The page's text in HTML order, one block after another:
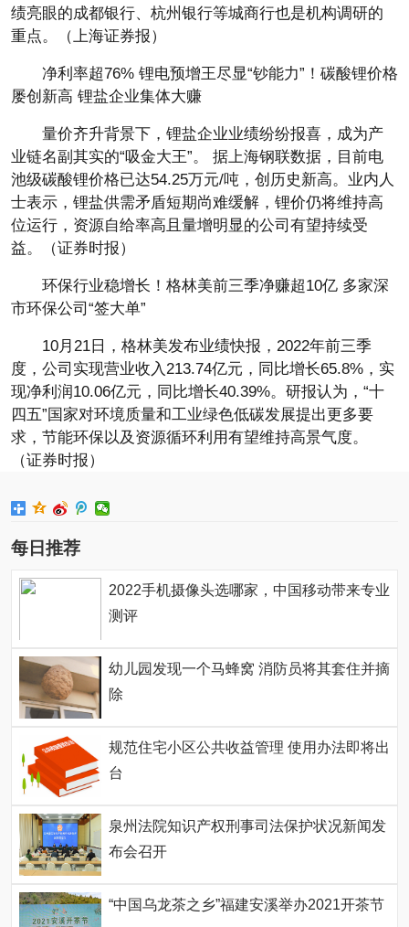
绩亮眼的成都银行、杭州银行等城商行也是机构调研的
重点。（上海证券报）
净利率超76% 锂电预增王尽显“钞能力”！碳酸锂价格
屡创新高 锂盐企业集体大赚
量价齐升背景下，锂盐企业业绩纷纷报喜，成为产
业链名副其实的“吸金大王”。 据上海钢联数据，目前电
池级碳酸锂价格已达54.25万元/吨，创历史新高。业内人
士表示，锂盐供需矛盾短期尚难缓解，锂价仍将维持高
位运行，资源自给率高且量增明显的公司有望持续受
益。（证券时报）
环保行业稳增长！格林美前三季净赚超10亿 多家深
市环保公司“签大单”
10月21日，格林美发布业绩快报，2022年前三季
度，公司实现营业收入213.74亿元，同比增长65.8%，实
现净利润10.06亿元，同比增长40.39%。研报认为，“十
四五”国家对环境质量和工业绿色低碳发展提出更多要
求，节能环保以及资源循环利用有望维持高景气度。
（证券时报）
每日推荐
2022手机摄像头选哪家，中国移动带来专业
测评
幼儿园发现一个马蜂窝 消防员将其套住并摘
除
规范住宅小区公共收益管理 使用办法即将出
台
泉州法院知识产权刑事司法保护状况新闻发
布会召开
“中国乌龙茶之乡”福建安溪举办2021开茶节